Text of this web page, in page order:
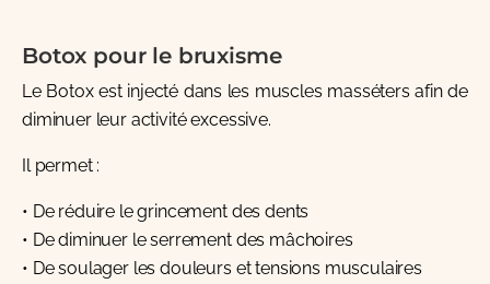
Botox pour le bruxisme
Le Botox est injecté dans les muscles masséters afin de
diminuer leur activité excessive.
Il permet :
• De réduire le grincement des dents
• De diminuer le serrement des mâchoires
• De soulager les douleurs et tensions musculaires